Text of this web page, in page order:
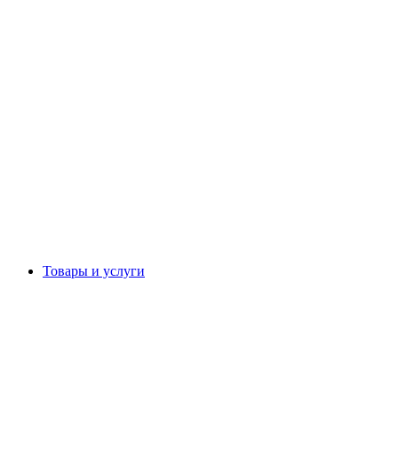
Товары и услуги